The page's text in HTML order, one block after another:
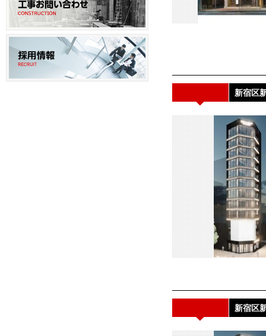
新宿区
新宿区